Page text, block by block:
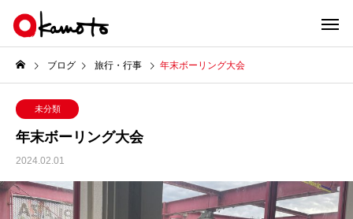
ブログ 旅行・行事 年末ボーリング大会
未分類
年末ボーリング大会
2024.02.01